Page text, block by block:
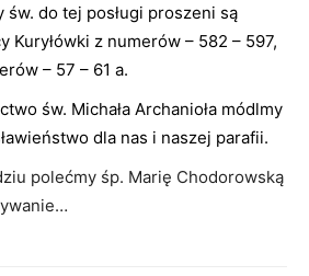
św. do tej posługi proszeni są
Kuryłówki z numerów – 582 – 597,
– 57 – 61 a.
św. Michała Archanioła módlmy
dla nas i naszej parafii.
polećmy śp. Marię Chodorowską